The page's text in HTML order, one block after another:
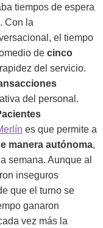
tiempos de espera
Con la
el tiempo
de cinco
del servicio.
del personal.
es que permite a
manera autónoma,
semana. Aunque al
inseguros
que el turno se
ganaron
vez más la